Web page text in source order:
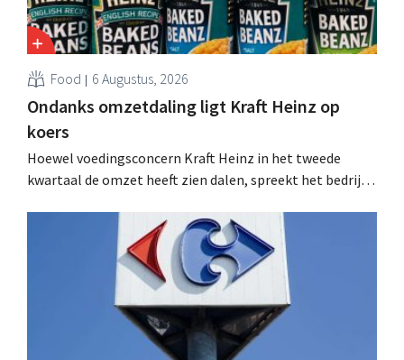
Food 6 Augustus, 2026
Ondanks omzetdaling ligt Kraft Heinz op
koers
Hoewel voedingsconcern Kraft Heinz in het tweede
kwartaal de omzet heeft zien dalen, spreekt het bedrijf
multinational verhoogt de investeringen en de
vooruitzichten.